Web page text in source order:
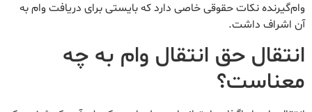
وام‌گیرنده نکات حقوقی خاصی دارد که بایستی برای دریافت وام به
آن اشراف داشت.
انتقال حق انتقال وام به چه
معناست؟